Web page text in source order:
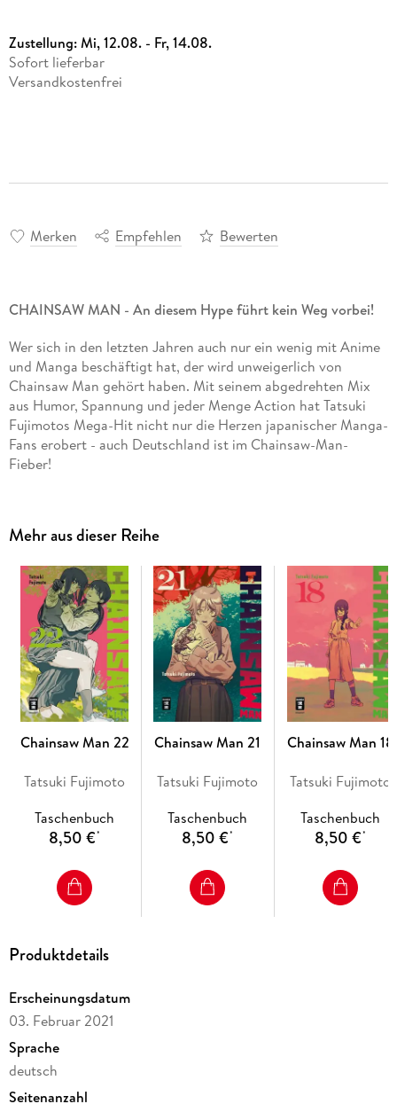
Zustellung:Mi, 12.08. - Fr, 14.08.
Sofort lieferbar
Versandkostenfrei
Merken Empfehlen Bewerten
CHAINSAW MAN - An diesem Hype führt kein Weg vorbei!
Wer sich in den letzten Jahren auch nur ein wenig mit Anime
und Manga beschäftigt hat, der wird unweigerlich von
Chainsaw Man gehört haben. Mit seinem abgedrehten Mix
aus Humor, Spannung und jeder Menge Action hat Tatsuki
Fujimotos Mega-Hit nicht nur die Herzen japanischer Manga-
Fans erobert - auch Deutschland ist im Chainsaw-Man-
Fieber!
Doch anstatt auf den niederträchtigen Deal des Gegners
Kräfte zu vertrauen - nicht ahnend, dass bereits blutrote
Wolken am Horizont aufziehen. . .
"Blutig, lustig und actiongeladen."
- Manga Passion.
Mehr aus dieser Reihe
Chainsaw Man 22
Tatsuki Fujimoto
Taschenbuch
8,50 €*
Chainsaw Man 21
Tatsuki Fujimoto
Taschenbuch
8,50 €*
Chainsaw Man 18
Tatsuki Fujimoto
Taschenbuch
8,50 €*
Produktdetails
Erscheinungsdatum
03. Februar 2021
Sprache
deutsch
Seitenanzahl